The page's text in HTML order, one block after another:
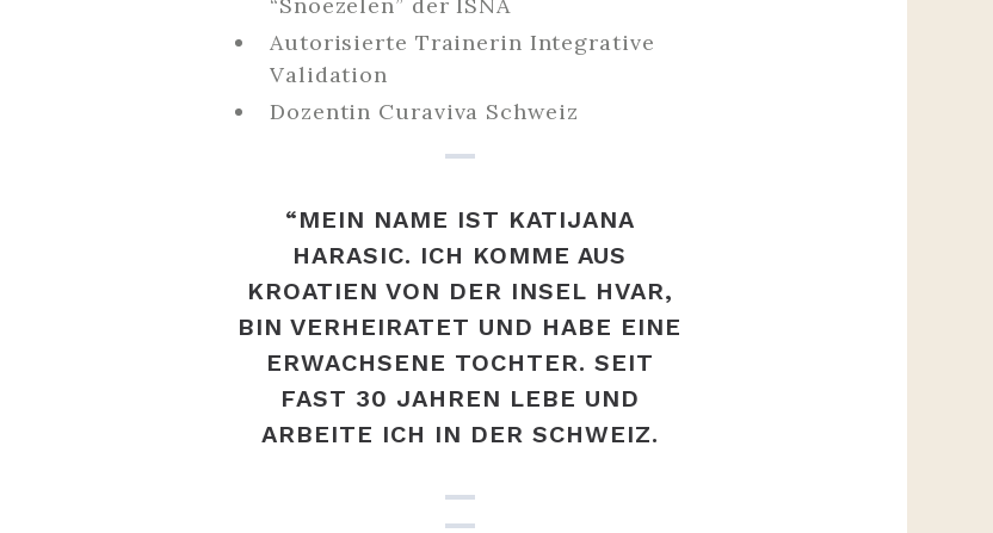
Autorisierte Trainerin Integrative
Validation
Dozentin Curaviva Schweiz
“MEIN NAME IST KATIJANA
HARASIC. ICH KOMME AUS
KROATIEN VON DER INSEL HVAR,
BIN VERHEIRATET UND HABE EINE
ERWACHSENE TOCHTER. SEIT
FAST 30 JAHREN LEBE UND
ARBEITE ICH IN DER SCHWEIZ.